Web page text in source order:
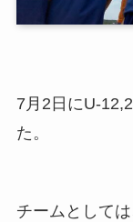
7月2日にU-
た。
チームとして